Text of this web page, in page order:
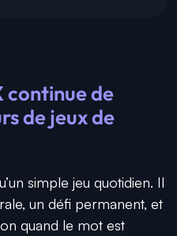
continue de
de jeux de
simple jeu quotidien. Il
un défi permanent, et
quand le mot est